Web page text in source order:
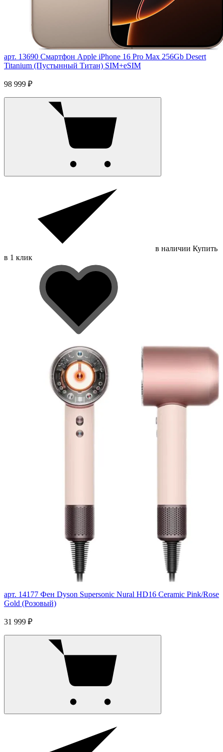
арт. 13690 Смартфон Apple iPhone 16 Pro Max 256Gb Desert
Titanium (Пустынный Титан) SIM+eSIM
98 999 ₽
в наличии Купить
в 1 клик
арт. 14177 Фен Dyson Supersonic Nural HD16 Ceramic Pink/Rose
Gold (Розовый)
31 999 ₽